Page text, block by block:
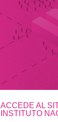
ACCEDE AL
INSTITUTO